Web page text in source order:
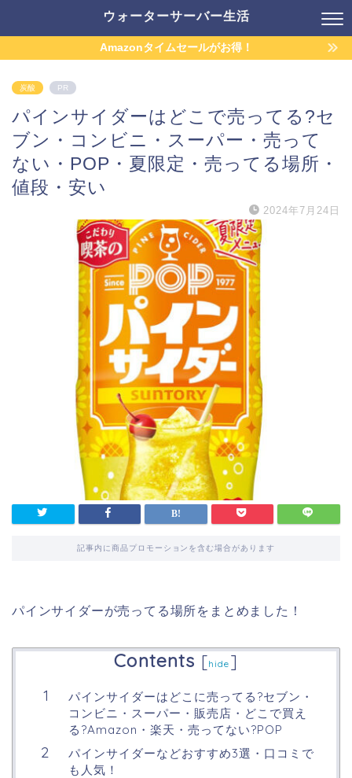
ウォーターサーバー生活
Amazonタイムセールがお得！
炭酸 PR
パインサイダーはどこで売ってる?セ
ブン・コンビニ・スーパー・売って
ない・POP・夏限定・売ってる場所・
値段・安い
2024年7月24日
記事内に商品プロモーションを含む場合があります
パインサイダーが売ってる場所をまとめました！
Contents [hide ]
パインサイダーはどこに売ってる?セブン・
コンビニ・スーパー・販売店・どこで買え
る?Amazon・楽天・売ってない?POP
パインサイダーなどおすすめ3選・口コミで
も人気！